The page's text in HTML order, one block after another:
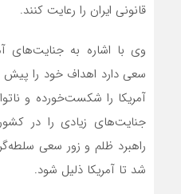
قانونی ایران را رعایت کنند.
وی با اشاره به جنایت‌های
سعی دارد اهداف خود را پیش
آمریکا را شکست‌خورده و
جنایت‌های زیادی را در
راهبرد ظلم و زور سعی
شد تا آمریکا ذلیل شود.